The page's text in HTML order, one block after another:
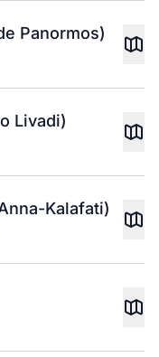
Panormos)
Livadi)
Kalafati)